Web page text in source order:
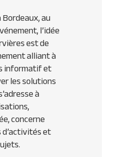
au
l’idée
est de
alliant à
informatif et
les solutions
à
concerne
et